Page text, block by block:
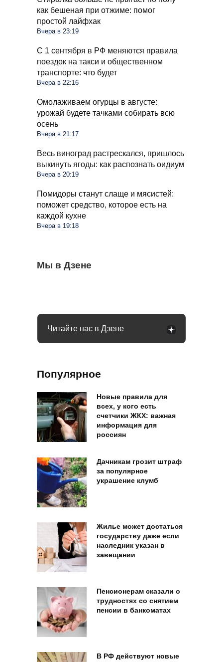
как бешеная при отжиме: помог
простой лайфхак
Вчера в 23:19
С 1 сентября в РФ меняются правила
поездок на такси и общественном
транспорте: что будет
Вчера в 22:16
Омолаживаем огурцы в августе:
урожай будете тачками собирать всю
осень
Вчера в 21:17
Весь виноград растрескался, пришлось
выкинуть ягоды: как распознать оидиум
Вчера в 20:19
Помидоры станут слаще и мясистей:
поможет средство, которое есть на
каждой кухне
Вчера в 19:18
Мы в Дзене
С 1 сентября россиян будут сажать и
штрафовать за грибы: что нельзя
Сосед со скандалом требует убрать доски
Какое общение с гаишником неминуемо
Читайте нас в Дзене
Популярное
Новые правила для
всех, у кого есть
счетчики ЖКХ: важная
информация для
россиян
Дачникам грозит штраф
за популярное
украшение клумб
Жилье может достаться
государству даже если
наследник указан в
завещании
Пенсионерам сказали о
трудностях со снятием
пенсии в банкоматах
В РФ действуют новые